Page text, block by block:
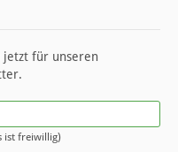
jetzt für unseren
ist freiwillig)